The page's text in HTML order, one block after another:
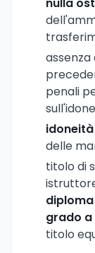
nulla
assenza
penali
delle
titolo di
grado
titolo